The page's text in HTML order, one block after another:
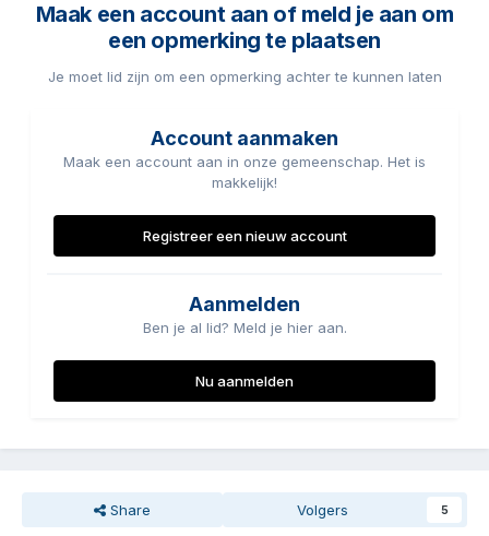
Maak een account aan of meld je aan om
een opmerking te plaatsen
Je moet lid zijn om een opmerking achter te kunnen laten
Account aanmaken
Maak een account aan in onze gemeenschap. Het is
makkelijk!
Registreer een nieuw account
Aanmelden
Ben je al lid? Meld je hier aan.
Nu aanmelden
Share Volgers 5